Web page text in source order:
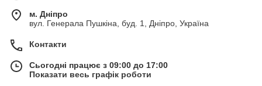
м. Дніпро
вул. Генерала Пушкіна, буд. 1, Дніпро, Україна
Контакти
Сьогодні працює з 09:00 до 17:00
Показати весь графік роботи